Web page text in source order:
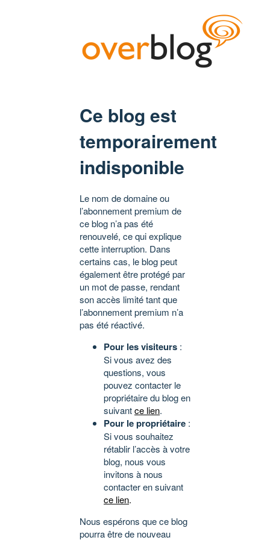
Ce blog est
temporairement
indisponible
Le nom de domaine ou
l’abonnement premium de
ce blog n’a pas été
renouvelé, ce qui explique
cette interruption. Dans
certains cas, le blog peut
également être protégé par
un mot de passe, rendant
son accès limité tant que
l’abonnement premium n’a
pas été réactivé.
Pour les visiteurs :
Si vous avez des
questions, vous
pouvez contacter le
propriétaire du blog en
suivantce lien.
Pour le propriétaire :
Si vous souhaitez
rétablir l’accès à votre
blog, nous vous
invitons à nous
contacter en suivant
ce lien.
Nous espérons que ce blog
pourra être de nouveau